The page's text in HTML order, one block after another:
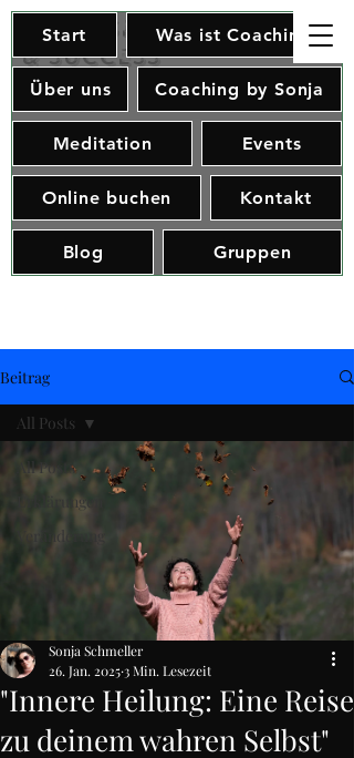
Soul, Spirit
& Success
Start Was ist Coaching
Über uns Coaching by Sonja
Meditation Events
Online buchen Kontakt
Blog Gruppen
Beitrag
All Posts
Erklärungen
Veränderung
All Posts
"Innere Heilung: Eine Reise
zu deinem wahren Selbst"
Sonja Schmeller
26. Jan. 20253 Min. Lesezeit